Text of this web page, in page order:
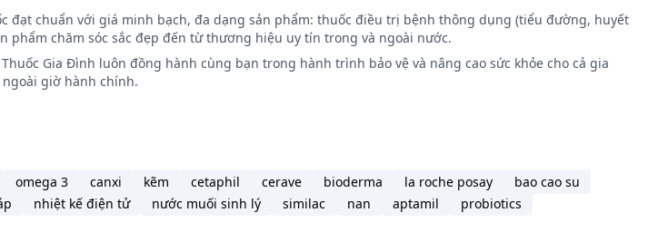
vào thể trạng và mức độ diễn tiến của
viên y tế.
đạt chuẩn với giá minh bạch, đa dạng sản phẩm: thuốc điều trị bệnh thông dụng (tiểu đường, huyết
phẩm chăm sóc sắc đẹp đến từ thương hiệu uy tín trong và ngoài nước.
Gia Đình luôn đồng hành cùng bạn trong hành trình bảo vệ và nâng cao sức khỏe cho cả gia
giờ hành chính.
omega 3 canxi kẽm cetaphil cerave bioderma la roche posay
bao cao su
nhiệt kế điện tử nước muối sinh lý similac nan aptamil probiotics